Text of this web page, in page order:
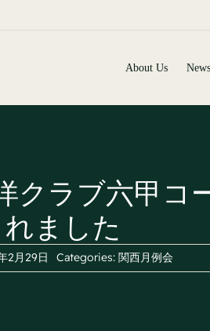
About Us
クラブ六甲コ
ました
2月29日 Categories: 関西月例会